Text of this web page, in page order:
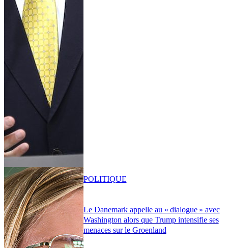
Le Danemark appelle au « dialogue » avec
Washington alors que Trump intensifie ses
menaces sur le Groenland
POLITIQUE